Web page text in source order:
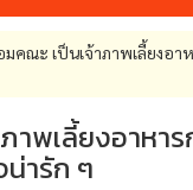
ณะ เป็นเจ้าภาพเลี้ยงอา
เลี้ยงอาหาร
ารัก ๆ